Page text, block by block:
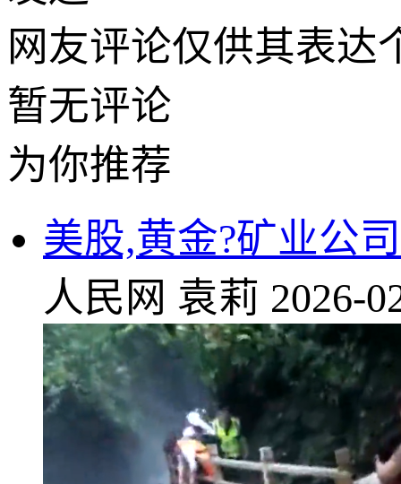
网友评论仅供其表达
暂无评论
为你推荐
美股,黄金?矿业公
人民网 袁莉 2026-